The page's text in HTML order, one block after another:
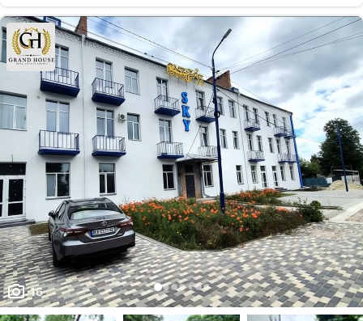
санвузлами - професійне озеленення території - тротуарна плитка
навколо будинку Квартира гарно підійде як для здачі в оренду,
можливо подобово так і для молодої пари та студентам. - загальна
площа квартири 1...
16